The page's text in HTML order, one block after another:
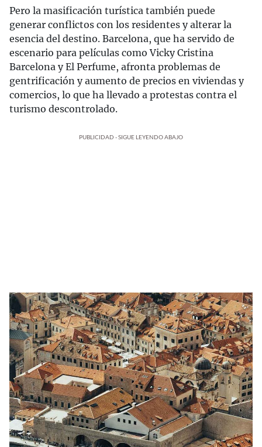
Pero la masificación turística también puede
generar conflictos con los residentes y alterar la
esencia del destino. Barcelona, que ha servido de
escenario para películas como Vicky Cristina
Barcelona y El Perfume, afronta problemas de
gentrificación y aumento de precios en viviendas y
comercios, lo que ha llevado a protestas contra el
turismo descontrolado.
PUBLICIDAD - SIGUE LEYENDO ABAJO